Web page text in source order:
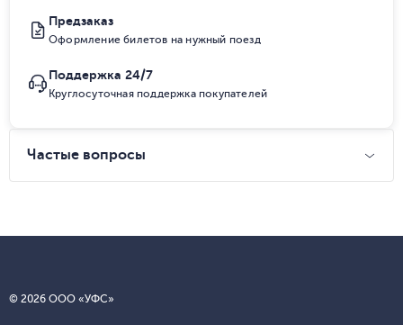
Предзаказ
Оформление билетов на нужный поезд
Поддержка 24/7
Круглосуточная поддержка покупателей
Частые вопросы
© 2026 ООО «УФС»